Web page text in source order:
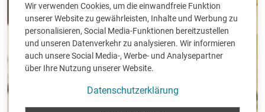
Wir verwenden Cookies, um die einwandfreie Funktion
unserer Website zu gewährleisten, Inhalte und Werbung zu
personalisieren, Social Media-Funktionen bereitzustellen
und unseren Datenverkehr zu analysieren. Wir informieren
auch unsere Social Media-, Werbe- und Analysepartner
über Ihre Nutzung unserer Website.
Datenschutzerklärung
automatisch mit denen von Pay-in abzugleichen.